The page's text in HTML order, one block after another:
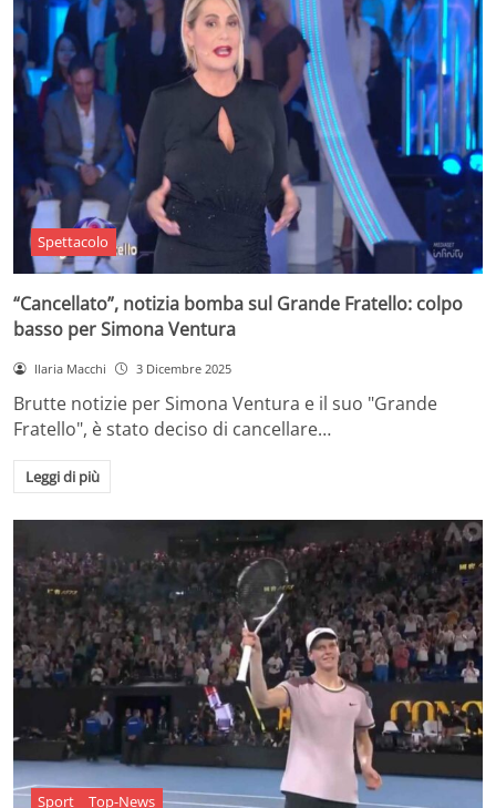
Spettacolo
“Cancellato”, notizia bomba sul Grande Fratello: colpo
basso per Simona Ventura
Ilaria Macchi 3 Dicembre 2025
Brutte notizie per Simona Ventura e il suo "Grande
Fratello", è stato deciso di cancellare…
Leggi di più
Sport Top-News